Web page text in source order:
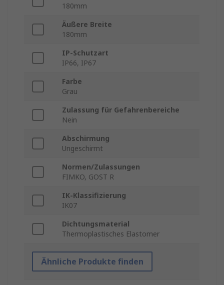
180mm
Äußere Breite
180mm
IP-Schutzart
IP66, IP67
Farbe
Grau
Zulassung für Gefahrenbereiche
Nein
Abschirmung
Ungeschirmt
Normen/Zulassungen
FIMKO, GOST R
IK-Klassifizierung
IK07
Dichtungsmaterial
Thermoplastisches Elastomer
Ähnliche Produkte finden